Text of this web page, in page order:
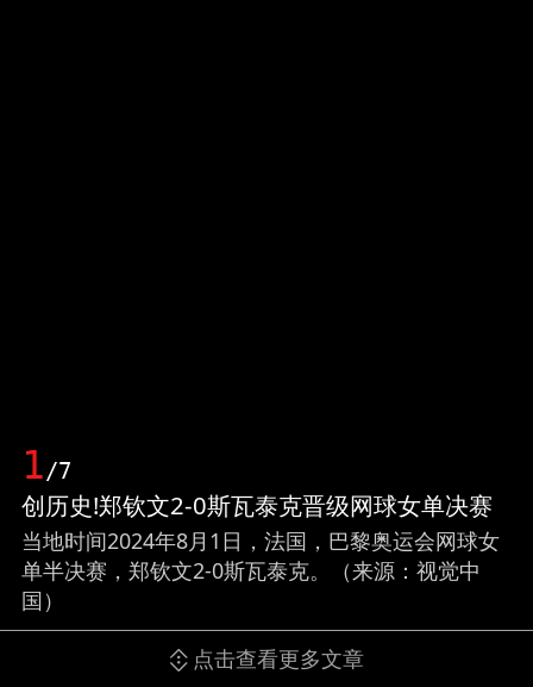
1/7
创历史!郑钦文2-0斯瓦泰克晋级网球女单决赛
当地时间2024年8月1日，法国，巴黎奥运会网球女
单半决赛，郑钦文2-0斯瓦泰克。（来源：视觉中
国）
点击查看更多文章